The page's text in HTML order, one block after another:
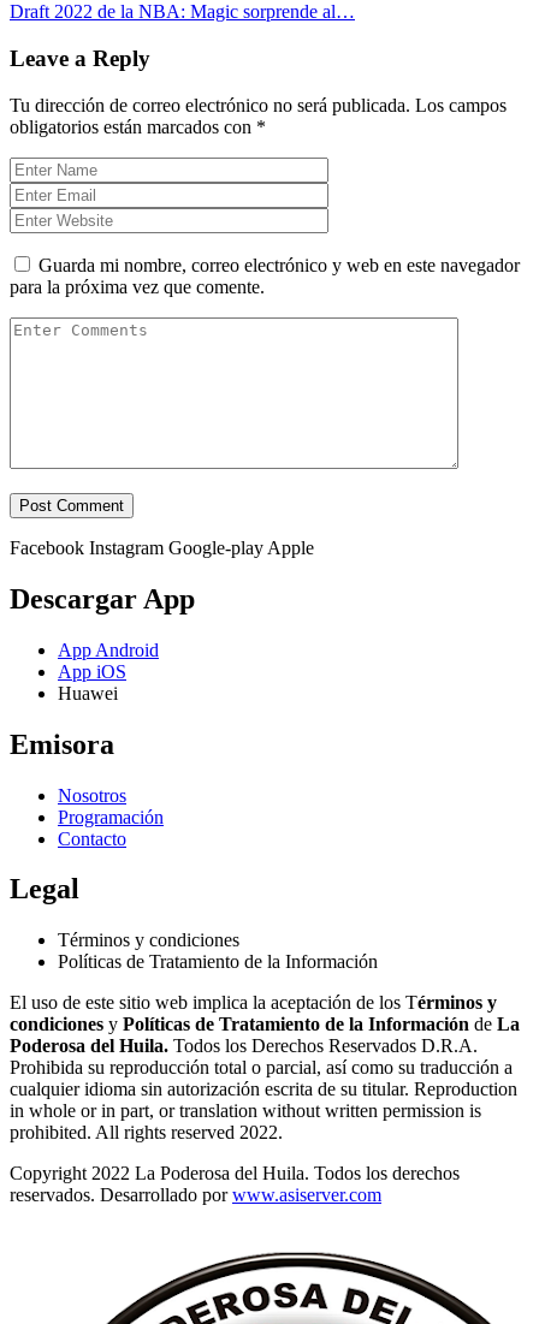
Draft 2022 de la NBA: Magic sorprende al…
Leave a Reply
Tu dirección de correo electrónico no será publicada. Los campos
obligatorios están marcados con *
Guarda mi nombre, correo electrónico y web en este navegador
para la próxima vez que comente.
Facebook Instagram Google-play Apple
Descargar App
App Android
App iOS
Huawei
Emisora
Nosotros
Programación
Contacto
Legal
Términos y condiciones
Políticas de Tratamiento de la Información
El uso de este sitio web implica la aceptación de los Términos y
condiciones y Políticas de Tratamiento de la Información de La
Poderosa del Huila. Todos los Derechos Reservados D.R.A.
Prohibida su reproducción total o parcial, así como su traducción a
cualquier idioma sin autorización escrita de su titular. Reproduction
in whole or in part, or translation without written permission is
prohibited. All rights reserved 2022.
Copyright 2022 La Poderosa del Huila. Todos los derechos
reservados. Desarrollado porwww.asiserver.com